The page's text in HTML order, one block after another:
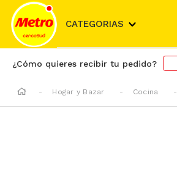
CATEGORIAS
¿Cómo quieres recibir tu pedido?
Hogar y Bazar Cocina